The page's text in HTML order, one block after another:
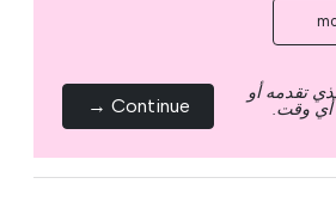
تقدمه أو
أي وقت. Continue →